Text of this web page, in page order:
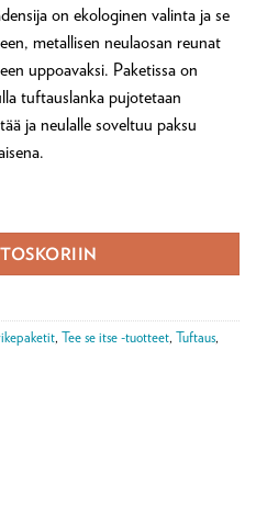
on ekologinen valinta ja se
metallisen neulaosan reunat
uppoavaksi. Paketissa on
tuftauslanka pujotetaan
ja neulalle soveltuu paksu
, Tee se itse -tuotteet, Tuftaus,